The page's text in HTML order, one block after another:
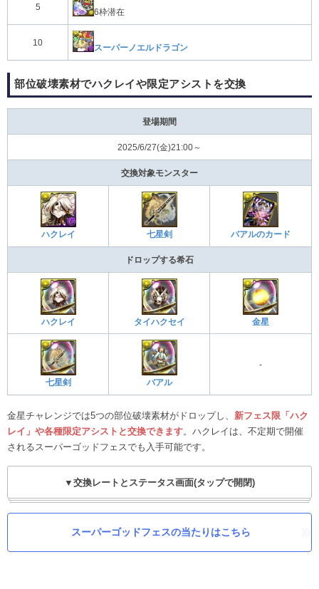
5
6枠潜在
10
スーパーノエルドラゴン
部位破壊素材でハクレイや限定アシストを交換
登場期間
2025/6/27(金)21:00～
交換対象モンスター
ハクレイ 七星剣 バアルのカード
ドロップする希石
ハクレイ タイハクセイ 金星
七星剣 バアル
-
金星チャレンジでは5つの部位破壊素材がドロップし、 新フェス限「ハク
レイ」や各種限定アシストと交換できます。ハクレイは、不定期で開催
されるスーパーゴッドフェスでも入手可能です。
▼交換レートとステータス画面(タップで開閉)
スーパーゴッドフェスの当たりはこちら